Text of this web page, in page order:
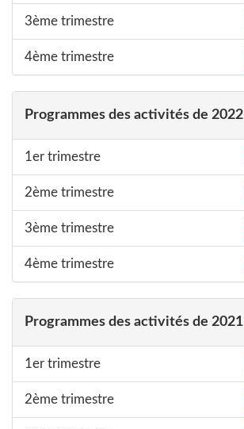
3ème trimestre
4ème trimestre
Programmes des activités de 2022
1er trimestre
2ème trimestre
3ème trimestre
4ème trimestre
Programmes des activités de 2021
1er trimestre
2ème trimestre